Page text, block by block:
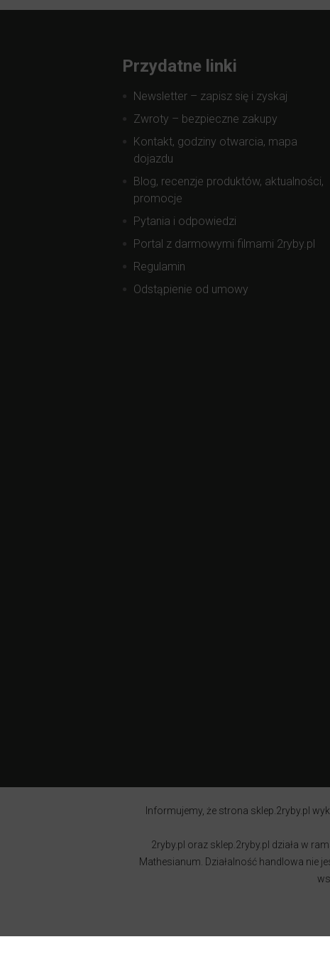
Przydatne linki
Newsletter – zapisz się i zyskaj
Zwroty – bezpieczne zakupy
Kontakt, godziny otwarcia, mapa
dojazdu
Blog, recenzje produktów, aktualności,
promocje
Pytania i odpowiedzi
Portal z darmowymi filmami 2ryby.pl
Regulamin
Odstąpienie od umowy
Informujemy, że strona sklep.2ryby.pl
2ryby.pl oraz sklep.2ryby.pl działa w
Mathesianum. Działalność handlowa nie